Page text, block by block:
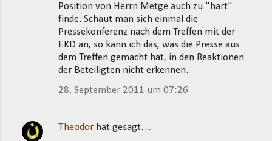
Position von Herrn Metge auch zu "hart"
finde. Schaut man sich einmal die
Pressekonferenz nach dem Treffen mit der
EKD an, so kann ich das, was die Presse aus
dem Treffen gemacht hat, in den Reaktionen
der Beteiligten nicht erkennen.
28. September 2011 um 07:26
Theodor hat gesagt…